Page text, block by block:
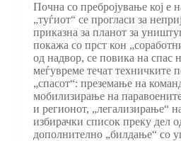
Почна со пребројување кој е
„туѓиот“ се прогласи за
приказна за планот за
покажа со прст кон
од надвор, се повика на спас
меѓувреме течат техничките
„спасот“: преземање на
мобилизирање на
и регионот, „легализирање“
избирачки список преку дел
дополнително „билдање“ со